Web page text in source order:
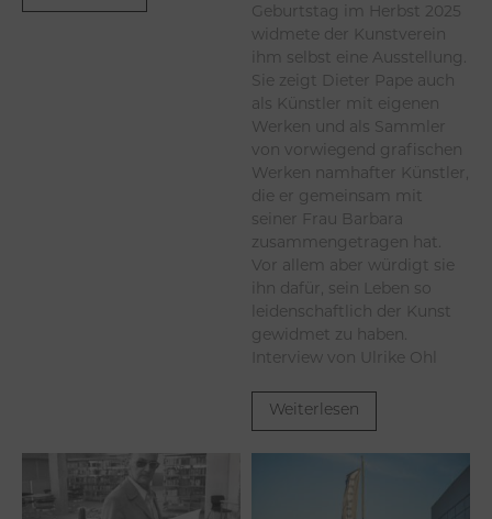
Geburtstag im Herbst 2025
widmete der Kunstverein
ihm selbst eine Ausstellung.
Sie zeigt Dieter Pape auch
als Künstler mit eigenen
Werken und als Sammler
von vorwiegend grafischen
Werken namhafter Künstler,
die er gemeinsam mit
seiner Frau Barbara
zusammengetragen hat.
Vor allem aber würdigt sie
ihn dafür, sein Leben so
leidenschaftlich der Kunst
gewidmet zu haben.
Interview von Ulrike Ohl
Weiterlesen